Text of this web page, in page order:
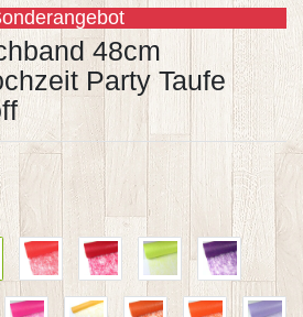
48cm
Party Taufe